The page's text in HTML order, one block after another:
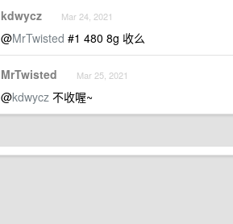
kdwycz Mar 24, 2021
@MrTwisted #1 480 8g 收么
MrTwisted Mar 25, 2021
@kdwycz 不收喔~